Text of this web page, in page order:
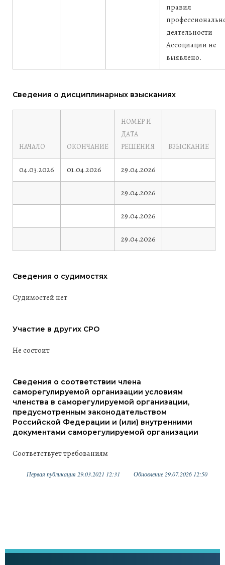
правил
деятельности
Ассоциации не
выявлено.
Сведения о дисциплинарных взысканиях
НАЧАЛО ОКОНЧАНИЕ
НОМЕР И
ДАТА
РЕШЕНИЯ
ВЗЫСКАНИЕ
04.03.2026 01.04.2026 29.04.2026
29.04.2026
29.04.2026
29.04.2026
Сведения о судимостях
Судимостей нет
Участие в других СРО
Не состоит
Сведения о соответствии члена
саморегулируемой организации условиям
членства в саморегулируемой организации,
предусмотренным законодательством
Российской Федерации и (или) внутренними
документами саморегулируемой организации
Соответствует требованиям
Первая публикация 29.03.2021 12:31 Обновление 29.07.2026 12:50